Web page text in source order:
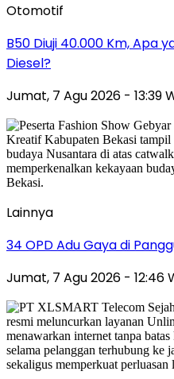
Otomotif
B50 Diuji 40.000 Km, Apa
Diesel?
Jumat, 7 Agu 2026 - 13:39
Lainnya
34 OPD Adu Gaya di
Jumat, 7 Agu 2026 - 12:46